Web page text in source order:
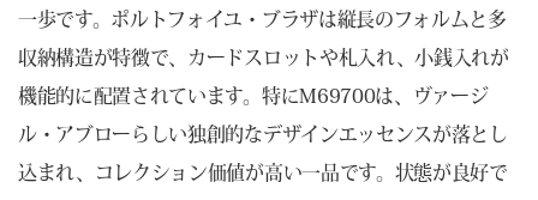
一歩です。ポルトフォイユ・ブラザは縦長のフォルムと多
収納構造が特徴で、カードスロットや札入れ、小銭入れが
機能的に配置されています。特にM69700は、ヴァージ
ル・アブローらしい独創的なデザインエッセンスが落とし
込まれ、コレクション価値が高い一品です。状態が良好で